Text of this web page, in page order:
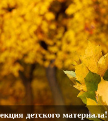
детского материала!